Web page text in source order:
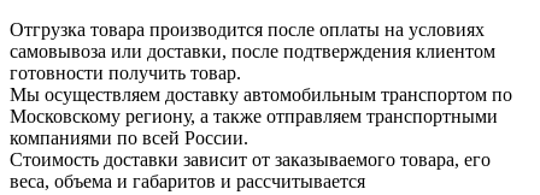
Отгрузка товара производится после оплаты на условиях
самовывоза или доставки, после подтверждения клиентом
готовности получить товар.
Мы осуществляем доставку автомобильным транспортом по
Московскому региону, а также отправляем транспортными
компаниями по всей России.
Стоимость доставки зависит от заказываемого товара, его
веса, объема и габаритов и рассчитывается